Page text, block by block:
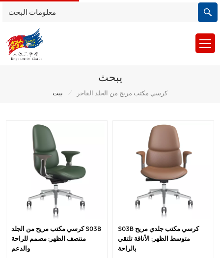
يبحث
بيت / كرسي مكتب مريح من الجلد الفاخر
كرسي مكتب مريح من الجلد S03B
منتصف الظهر: مصمم للراحة
والدعم
S03B كرسي مكتب جلدي مريح
متوسط الظهر: الأناقة تلتقي
بالراحة